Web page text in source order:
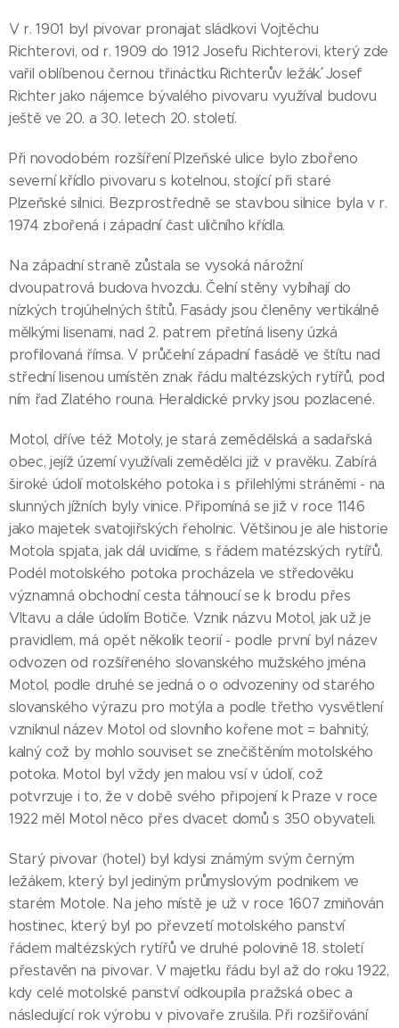
V r. 1901 byl pivovar pronajat sládkovi Vojtěchu
Richterovi, od r. 1909 do 1912 Josefu Richterovi, který zde
vařil oblíbenou černou třináctku ´´Richterův ležák´´. Josef
Richter jako nájemce bývalého pivovaru využíval budovu
ještě ve 20. a 30. letech 20. století.
Při novodobém rozšíření Plzeňské ulice bylo zbořeno
severní křídlo pivovaru s kotelnou, stojící při staré
Plzeňské silnici. Bezprostředně se stavbou silnice byla v r.
1974 zbořená i západní čast uličního křídla.
Na západní straně zůstala se vysoká nárožní
dvoupatrová budova hvozdu. Čelní stěny vybíhají do
nízkých trojúhelných štítů. Fasády jsou členěny vertikálně
mělkými lisenami, nad 2. patrem přetíná liseny úzká
profilovaná římsa. V průčelní západní fasádě ve štítu nad
střední lisenou umístěn znak řádu maltézských rytířů, pod
ním řad Zlatého rouna. Heraldické prvky jsou pozlacené.
Motol, dříve též Motoly, je stará zemědělská a sadařská
obec, jejíž území využívali zemědělci již v pravěku. Zabírá
široké údolí motolského potoka i s přilehlými stráněmi - na
slunných jížních byly vinice. Připomíná se již v roce 1146
jako majetek svatojiřských řeholnic. Většinou je ale historie
Motola spjata, jak dál uvidíme, s řádem matézských rytířů.
Podél motolského potoka procházela ve středověku
významná obchodní cesta táhnoucí se k brodu přes
Vltavu a dále údolím Botiče. Vznik názvu Motol, jak už je
pravidlem, má opět několik teorií - podle první byl název
odvozen od rozšířeného slovanského mužského jména
Motol, podle druhé se jedná o o odvozeniny od starého
slovanského výrazu pro motýla a podle třetho vysvětlení
vzniknul název Motol od slovního kořene mot = bahnitý,
kalný což by mohlo souviset se znečištěním motolského
potoka. Motol byl vždy jen malou vsí v údolí, což
potvrzuje i to, že v době svého připojení k Praze v roce
1922 měl Motol něco přes dvacet domů s 350 obyvateli.
Starý pivovar (hotel) byl kdysi známým svým černým
ležákem, který byl jediným průmyslovým podnikem ve
starém Motole. Na jeho místě je už v roce 1607 zmiňován
hostinec, který byl po převzetí motolského panství
řádem maltézských rytířů ve druhé polovině 18. století
přestavěn na pivovar. V majetku řádu byl až do roku 1922,
kdy celé motolské panství odkoupila pražská obec a
následující rok výrobu v pivovaře zrušila. Při rozšiřování